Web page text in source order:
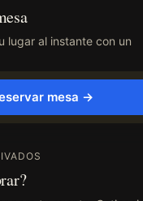
lugar al instante con un
mesa →